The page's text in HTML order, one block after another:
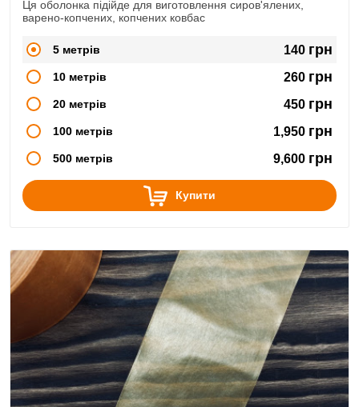
Ця оболонка підійде для виготовлення сиров'ялених,
5 метрів 140 грн
10 метрів 260 грн
20 метрів 450 грн
100 метрів 1,950 грн
500 метрів 9,600 грн
Купити